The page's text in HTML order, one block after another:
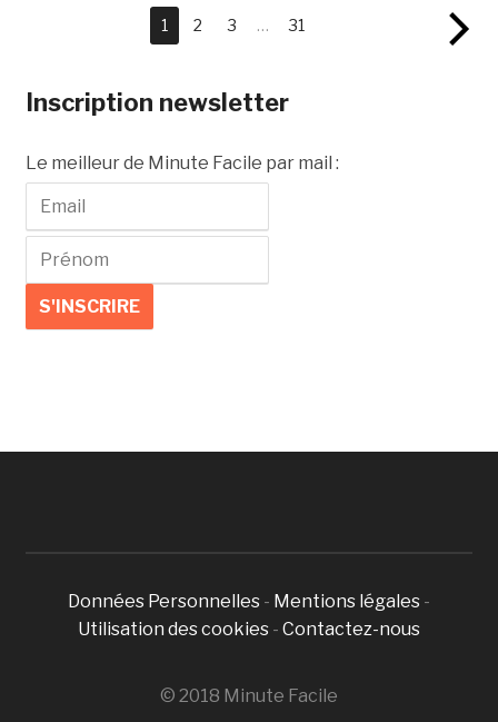
1 2 3 … 31
Inscription newsletter
Le meilleur de Minute Facile par mail :
Données Personnelles - Mentions légales -
Utilisation des cookies - Contactez-nous
© 2018 Minute Facile